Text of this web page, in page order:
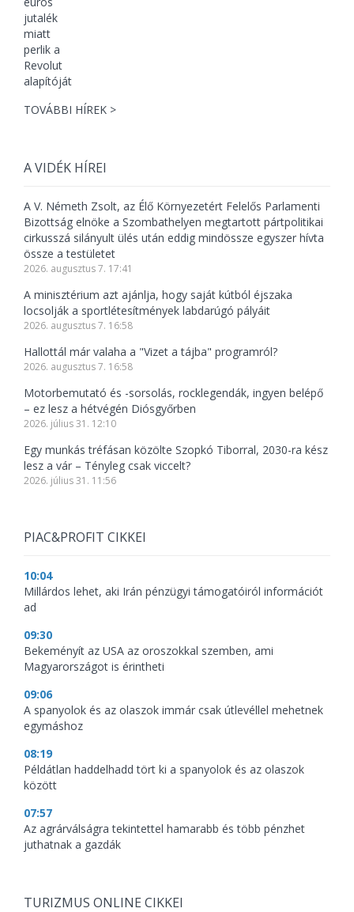
TOVÁBBI HÍREK >
A VIDÉK HÍREI
A V. Németh Zsolt, az Élő Környezetért Felelős Parlamenti
Bizottság elnöke a Szombathelyen megtartott pártpolitikai
cirkusszá silányult ülés után eddig mindössze egyszer hívta
össze a testületet
2026. augusztus 7. 17:41
A minisztérium azt ajánlja, hogy saját kútból éjszaka
locsolják a sportlétesítmények labdarúgó pályáit
2026. augusztus 7. 16:58
Hallottál már valaha a "Vizet a tájba" programról?
2026. augusztus 7. 16:58
Motorbemutató és -sorsolás, rocklegendák, ingyen belépő
– ez lesz a hétvégén Diósgyőrben
2026. július 31. 12:10
Egy munkás tréfásan közölte Szopkó Tiborral, 2030-ra kész
lesz a vár – Tényleg csak viccelt?
2026. július 31. 11:56
PIAC&PROFIT CIKKEI
10:04
Millárdos lehet, aki Irán pénzügyi támogatóiról információt
ad
09:30
Bekeményít az USA az oroszokkal szemben, ami
Magyarországot is érintheti
09:06
A spanyolok és az olaszok immár csak útlevéllel mehetnek
egymáshoz
08:19
Példátlan haddelhadd tört ki a spanyolok és az olaszok
között
07:57
Az agrárválságra tekintettel hamarabb és több pénzhet
juthatnak a gazdák
TURIZMUS ONLINE CIKKEI